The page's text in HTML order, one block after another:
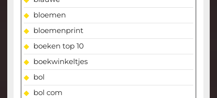
bloemen
bloemenprint
boeken top 10
boekwinkeltjes
bol
bol com